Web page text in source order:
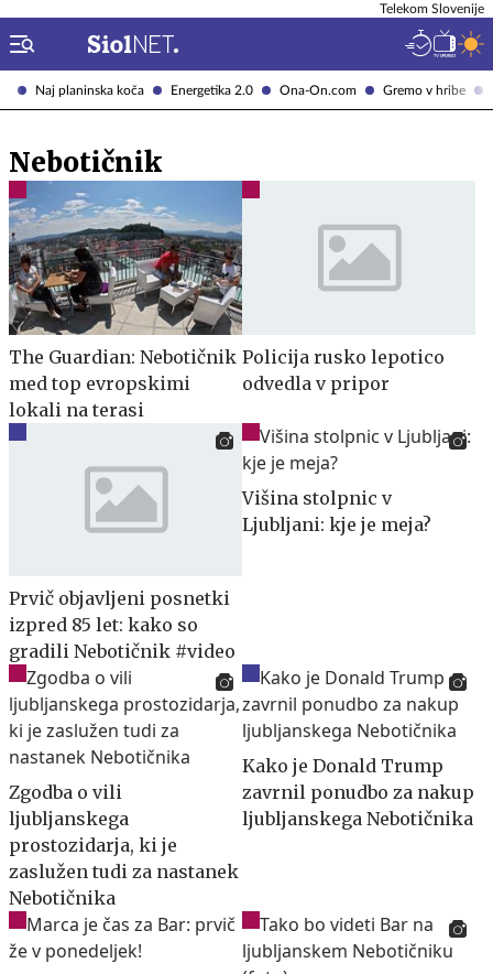
Naj planinska koča Energetika 2.0 Ona-On.com Gremo v hribe
Telekom Slovenije
Nebotičnik
The Guardian: Nebotičnik
med top evropskimi
lokali na terasi
Policija rusko lepotico
odvedla v pripor
Prvič objavljeni posnetki
izpred 85 let: kako so
gradili Nebotičnik #video
Višina stolpnic v
Ljubljani: kje je meja?
Zgodba o vili
ljubljanskega
prostozidarja, ki je
zaslužen tudi za nastanek
Nebotičnika
Kako je Donald Trump
zavrnil ponudbo za nakup
ljubljanskega Nebotičnika